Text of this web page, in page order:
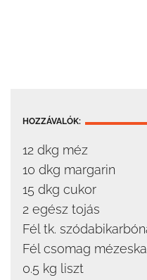
HOZZÁVALÓK:
12 dkg méz
10 dkg margarin
15 dkg cukor
2 egész tojás
Fél tk.
Fél csomag
0.5 kg liszt